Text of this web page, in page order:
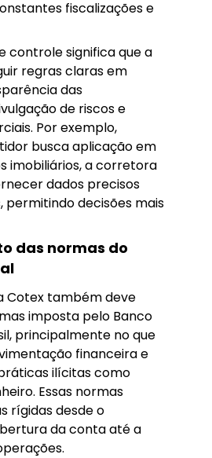
fiscalizações e
controle significa que a
regras claras em
das
de riscos e
Por exemplo,
busca aplicação em
imobiliários, a corretora
dados precisos
permitindo decisões mais
das normas do
Cotex também deve
imposta pelo Banco
principalmente no que
financeira e
ilícitas como
Essas normas
rígidas desde o
da conta até a